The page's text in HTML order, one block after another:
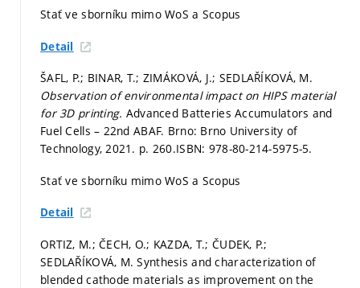
Stať ve sborníku mimo WoS a Scopus
Detail
ŠAFL, P.; BINAR, T.; ZIMÁKOVÁ, J.; SEDLAŘÍKOVÁ, M.
Observation of environmental impact on HIPS material
for 3D printing. Advanced Batteries Accumulators and
Fuel Cells – 22nd ABAF. Brno: Brno University of
Technology, 2021. p. 260.ISBN: 978-80-214-5975-5.
Stať ve sborníku mimo WoS a Scopus
Detail
ORTIZ, M.; ČECH, O.; KAZDA, T.; ČUDEK, P.;
SEDLAŘÍKOVÁ, M. Synthesis and characterization of
blended cathode materials as improvement on the